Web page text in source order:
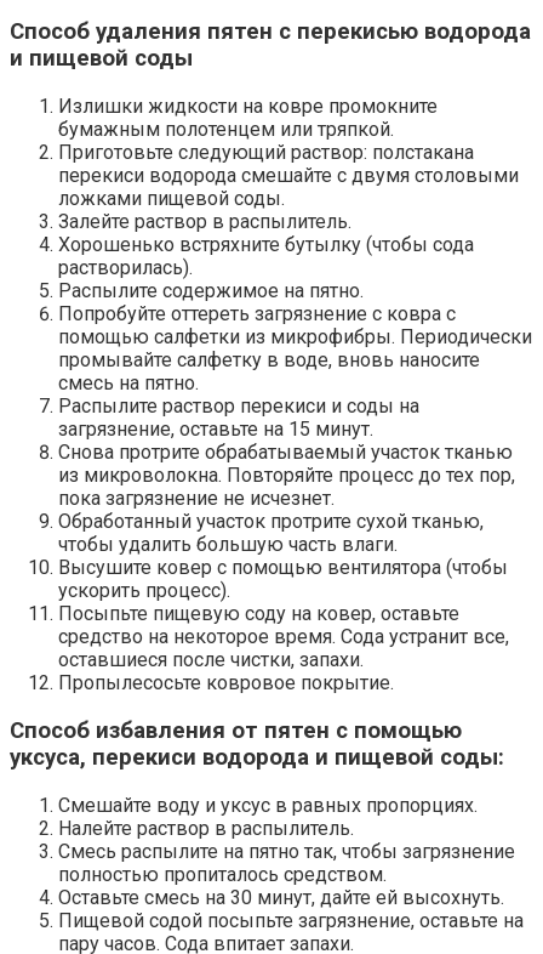
Способ удаления пятен с перекисью водорода
и пищевой соды
Излишки жидкости на ковре промокните
бумажным полотенцем или тряпкой.
Приготовьте следующий раствор: полстакана
перекиси водорода смешайте с двумя столовыми
ложками пищевой соды.
Залейте раствор в распылитель.
Хорошенько встряхните бутылку (чтобы сода
растворилась).
Распылите содержимое на пятно.
Попробуйте оттереть загрязнение с ковра с
помощью салфетки из микрофибры. Периодически
промывайте салфетку в воде, вновь наносите
смесь на пятно.
Распылите раствор перекиси и соды на
загрязнение, оставьте на 15 минут.
Снова протрите обрабатываемый участок тканью
из микроволокна. Повторяйте процесс до тех пор,
пока загрязнение не исчезнет.
Обработанный участок протрите сухой тканью,
чтобы удалить большую часть влаги.
Высушите ковер с помощью вентилятора (чтобы
ускорить процесс).
Посыпьте пищевую соду на ковер, оставьте
средство на некоторое время. Сода устранит все,
оставшиеся после чистки, запахи.
Пропылесосьте ковровое покрытие.
Способ избавления от пятен с помощью
уксуса, перекиси водорода и пищевой соды:
Смешайте воду и уксус в равных пропорциях.
Налейте раствор в распылитель.
Смесь распылите на пятно так, чтобы загрязнение
полностью пропиталось средством.
Оставьте смесь на 30 минут, дайте ей высохнуть.
Пищевой содой посыпьте загрязнение, оставьте на
пару часов. Сода впитает запахи.